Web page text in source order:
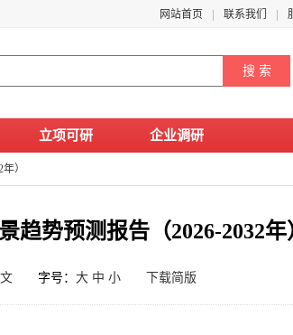
网站首页 联系我们
立项可研 企业调研
）
势预测报告（2026-2032年
字号： 大 中 小 下载简版